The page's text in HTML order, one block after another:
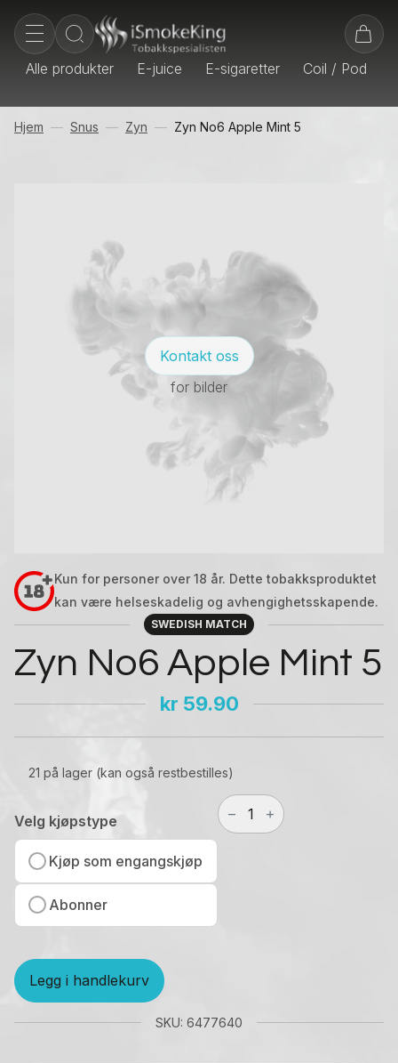
Alle produkter E-juice E-sigaretter Coil / Pod
Hjem Snus Zyn Zyn No6 Apple Mint 5
Kontakt oss
for bilder
Kun for personer over 18 år. Dette tobakksproduktet
kan være helseskadelig og avhengighetsskapende.
SWEDISH MATCH
Zyn No6 Apple Mint 5
kr 59.90
21 på lager (kan også restbestilles)
Velg kjøpstype
Kjøp som engangskjøp
Abonner
Zyn
No6
Apple
Legg i handlekurv
SKU: 6477640